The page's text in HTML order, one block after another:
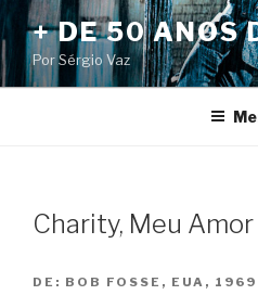
Pular
para
o
conteúdo
+ DE 50 ANOS
Por Sérgio Vaz
Charity, Meu
DE: BOB FOSSE, EUA, 1969